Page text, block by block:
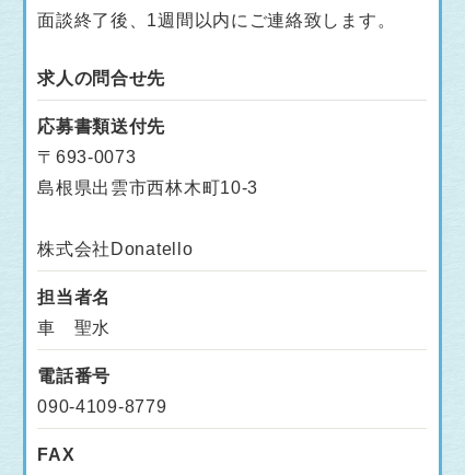
面談終了後、1週間以内にご連絡致します。
求人の問合せ先
応募書類送付先
〒693-0073
島根県出雲市西林木町10‐3
株式会社Donatello
担当者名
車 聖水
電話番号
090-4109-8779
FAX